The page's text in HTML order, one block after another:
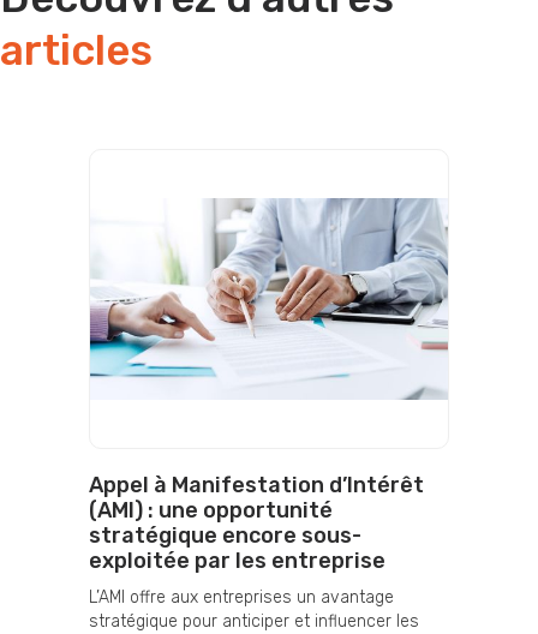
articles
Appel à Manifestation d’Intérêt
(AMI) : une opportunité
stratégique encore sous-
exploitée par les entreprise
L’AMI offre aux entreprises un avantage
stratégique pour anticiper et influencer les